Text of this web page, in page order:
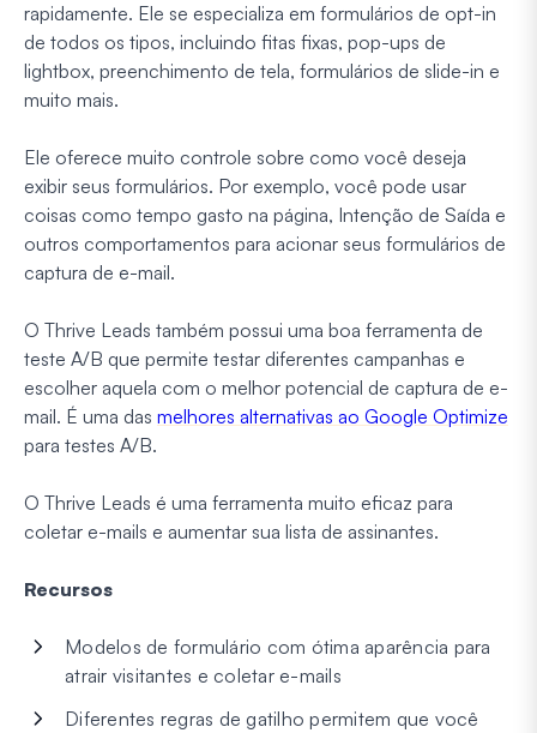
rapidamente. Ele se especializa em formulários de opt-in
de todos os tipos, incluindo fitas fixas, pop-ups de
lightbox, preenchimento de tela, formulários de slide-in e
muito mais.
Ele oferece muito controle sobre como você deseja
exibir seus formulários. Por exemplo, você pode usar
coisas como tempo gasto na página, Intenção de Saída e
outros comportamentos para acionar seus formulários de
captura de e-mail.
O Thrive Leads também possui uma boa ferramenta de
teste A/B que permite testar diferentes campanhas e
escolher aquela com o melhor potencial de captura de e-
mail. É uma das melhores alternativas ao Google Optimize
para testes A/B.
O Thrive Leads é uma ferramenta muito eficaz para
coletar e-mails e aumentar sua lista de assinantes.
Recursos
Modelos de formulário com ótima aparência para
atrair visitantes e coletar e-mails
Diferentes regras de gatilho permitem que você